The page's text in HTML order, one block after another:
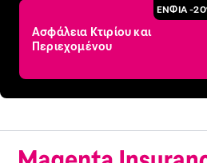
ΕΝΦΙΑ -
Ασφάλεια Κτιρίου και
Περιεχομένου